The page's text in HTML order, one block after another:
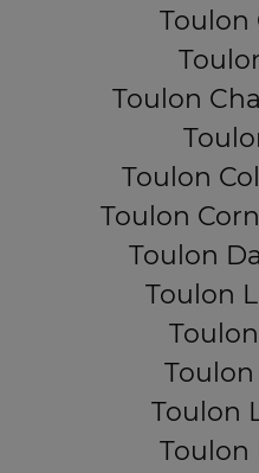
Toulon
Toulon
Toulon
Toulon
Toulon
Toulon
Toulon
Toulon
Toulon